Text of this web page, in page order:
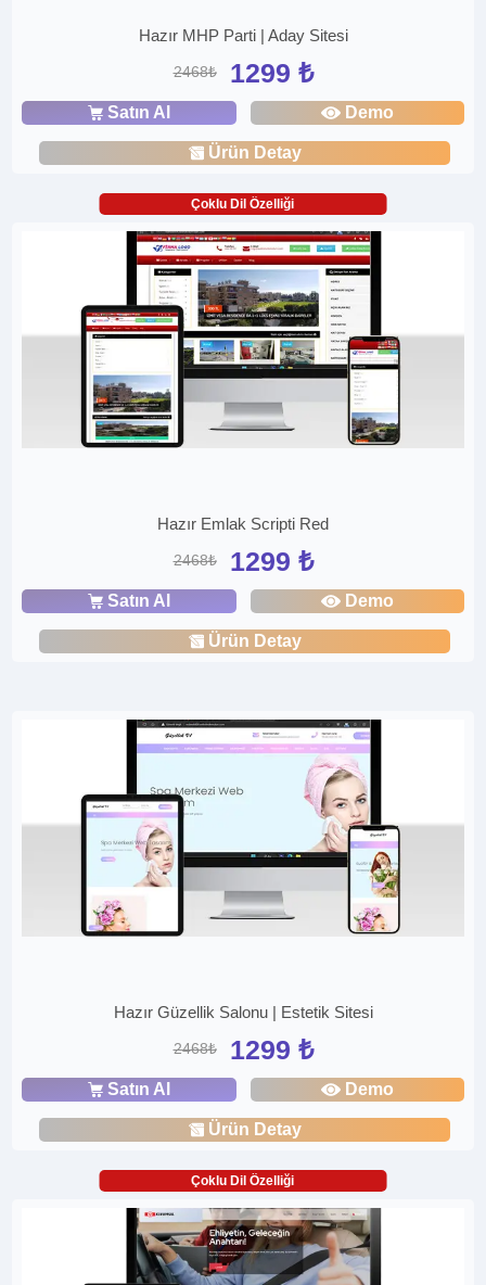
Hazır MHP Parti | Aday Sitesi
2468₺ 1299 ₺
Satın Al Demo
Ürün Detay
Çoklu Dil Özelliği
Hazır Emlak Scripti Red
2468₺ 1299 ₺
Satın Al Demo
Ürün Detay
Hazır Güzellik Salonu | Estetik Sitesi
2468₺ 1299 ₺
Satın Al Demo
Ürün Detay
Çoklu Dil Özelliği